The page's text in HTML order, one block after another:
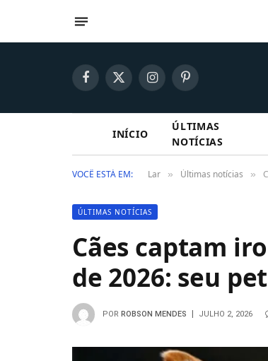
Facebook
X
InstagramPinterest
INÍCIO
ÚLTIMAS
NOTÍCIAS
VOCÊ ESTÁ EM: Lar » Últimas notícias »
ÚLTIMAS NOTÍCIAS
Cães captam
de 2026: seu
POR ROBSON MENDES JULHO 2, 2026